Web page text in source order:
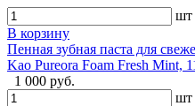
шт
В корзину
Пенная зубная паста для
Kao Pureora Foam Fresh Mint,
1 000 руб.
шт